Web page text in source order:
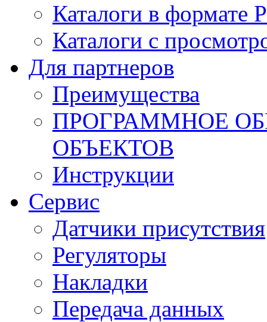
Каталоги в формате
Каталоги с
Для партнеров
Преимущества
ПРОГРАММНОЕ
ОБЪЕКТОВ
Инструкции
Сервис
Датчики присутствия
Регуляторы
Накладки
Передача данных